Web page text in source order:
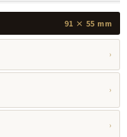
91 × 55 mm
›
›
›